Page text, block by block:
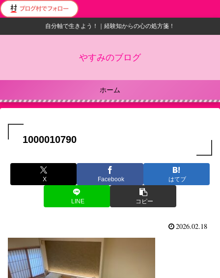
自分軸で生きよう！｜経験知からの心の処方箋！
やすみのブログ
ホーム
1000010790
X Facebook はてブ
LINE コピー
2026.02.18